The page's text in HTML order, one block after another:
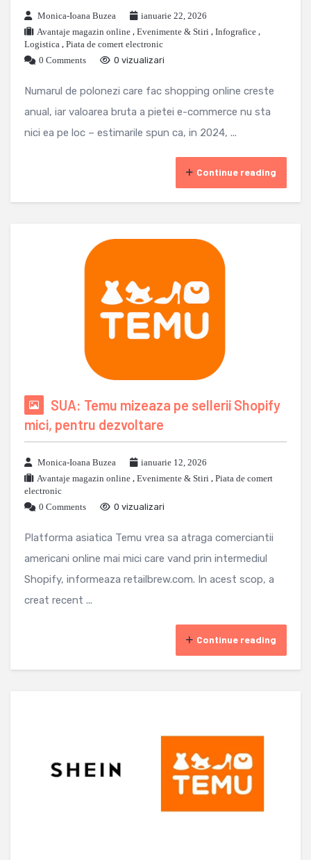
Monica-Ioana Buzea
ianuarie 22, 2026
Avantaje magazin online , Evenimente & Stiri , Infografice ,
Logistica , Piata de comert electronic
0 Comments
0 vizualizari
Numarul de polonezi care fac shopping online creste
anual, iar valoarea bruta a pietei e-commerce nu sta
nici ea pe loc – estimarile spun ca, in 2024, ...
Continue reading
SUA: Temu mizeaza pe sellerii Shopify
mici, pentru dezvoltare
Monica-Ioana Buzea
ianuarie 12, 2026
Avantaje magazin online , Evenimente & Stiri , Piata de comert
electronic
0 Comments
0 vizualizari
Platforma asiatica Temu vrea sa atraga comerciantii
americani online mai mici care vand prin intermediul
Shopify, informeaza retailbrew.com. In acest scop, a
creat recent ...
Continue reading